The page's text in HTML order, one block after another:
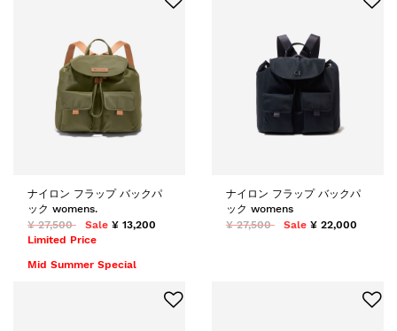
ナイロン フラップ バックパ
ック womens.
¥ 27,500
Sale ¥ 13,200
Limited Price
Mid Summer Special
ナイロン フラップ バックパ
ック womens
¥ 27,500
Sale ¥ 22,000